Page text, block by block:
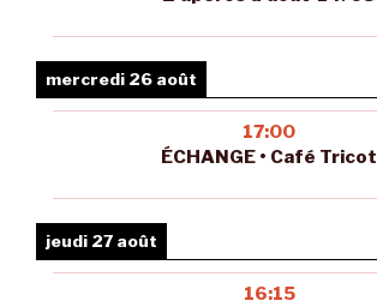
mercredi 26 août
17:00
ÉCHANGE • Café Tricot
jeudi 27 août
16:15